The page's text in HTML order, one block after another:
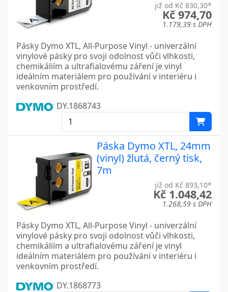
již od Kč 830,30*
Kč 974,70
1.179,39 s DPH
Pásky Dymo XTL, All-Purpose Vinyl - univerzální
vinylové pásky pro svoji odolnost vůči vlhkosti,
chemikáliím a ultrafialovému záření je vinyl
ideálním materiálem pro používání v interiéru i
venkovním prostředí.
DY.1868743
Páska Dymo XTL, 24mm
(vinyl) žlutá, černý tisk,
7m
již od Kč 893,10*
Kč 1.048,42
1.268,59 s DPH
Pásky Dymo XTL, All-Purpose Vinyl - univerzální
vinylové pásky pro svoji odolnost vůči vlhkosti,
chemikáliím a ultrafialovému záření je vinyl
ideálním materiálem pro používání v interiéru i
venkovním prostředí.
DY.1868773